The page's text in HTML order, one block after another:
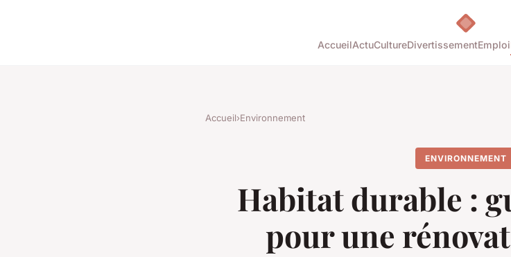
AccueilActuCultureDivertissementEmploi
Accueil›Environnement
ENVIRONNEMENT
Habitat durable :
pour une